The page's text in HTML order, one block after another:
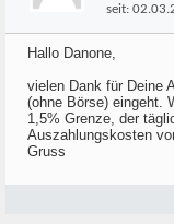
seit:
Hallo Danone,
vielen Dank für Deine
(ohne Börse) eingeht.
1,5% Grenze, der
Auszahlungskosten
Gruss